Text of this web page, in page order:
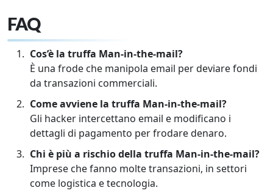
FAQ
Cos’è la truffa Man-in-the-mail?
È una frode che manipola email per deviare fondi
da transazioni commerciali.
Come avviene la truffa Man-in-the-mail?
Gli hacker intercettano email e modificano i
dettagli di pagamento per frodare denaro.
Chi è più a rischio della truffa Man-in-the-mail?
Imprese che fanno molte transazioni, in settori
come logistica e tecnologia.